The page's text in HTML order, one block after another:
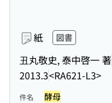
紙 図書
丑丸敬史, 泰中啓一 著
2013.3<RA621-L3>
件名 酵母